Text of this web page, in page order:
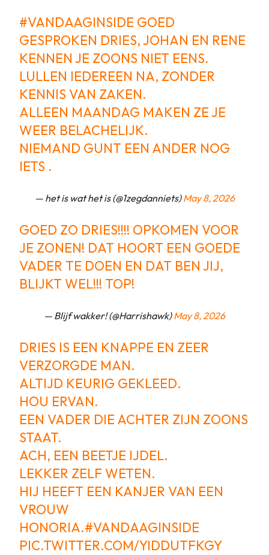
#VANDAAGINSIDE GOED
GESPROKEN DRIES, JOHAN EN RENE
KENNEN JE ZOONS NIET EENS.
LULLEN IEDEREEN NA, ZONDER
KENNIS VAN ZAKEN.
ALLEEN MAANDAG MAKEN ZE JE
WEER BELACHELIJK.
NIEMAND GUNT EEN ANDER NOG
IETS .
— het is wat het is (@1zegdanniets)May 8, 2026
GOED ZO DRIES!!!! OPKOMEN VOOR
JE ZONEN! DAT HOORT EEN GOEDE
VADER TE DOEN EN DAT BEN JIJ,
BLIJKT WEL!!! TOP!
— Blijf wakker! (@Harrishawk)May 8, 2026
DRIES IS EEN KNAPPE EN ZEER
VERZORGDE MAN.
ALTIJD KEURIG GEKLEED.
HOU ERVAN.
EEN VADER DIE ACHTER ZIJN ZOONS
STAAT.
ACH, EEN BEETJE IJDEL.
LEKKER ZELF WETEN.
HIJ HEEFT EEN KANJER VAN EEN
VROUW
HONORIA.#VANDAAGINSIDE
PIC.TWITTER.COM/YIDDUTFKGY